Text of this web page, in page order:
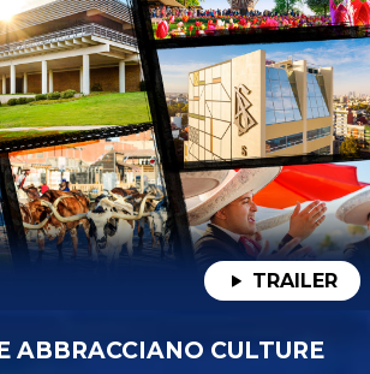
TRAILER
ABBRACCIANO CULTURE